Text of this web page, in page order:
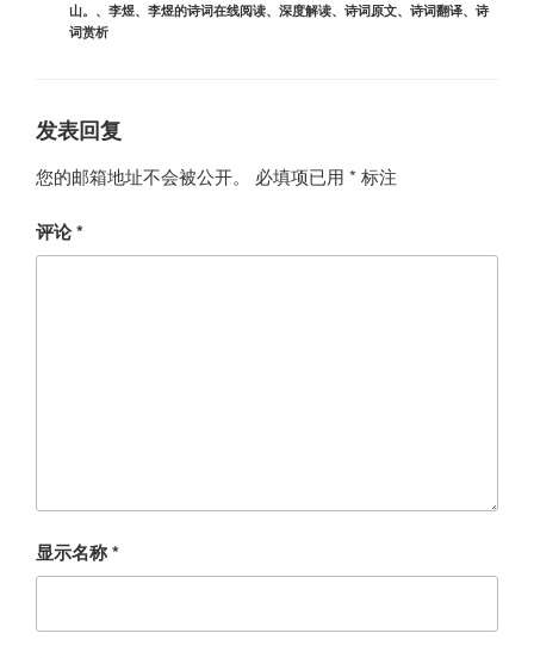
山。 、 李煜、 李煜的诗词在线阅读、 深度解读、 诗词原文、 诗词翻译、 诗
词赏析
发表回复
您的邮箱地址不会被公开。 必填项已用 * 标注
评论*
显示名称*